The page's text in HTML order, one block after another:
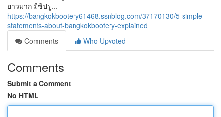
ยาวมาก มีซิปรู...
https://bangkokbootery61468.ssnblog.com/37170130/5-simple-
statements-about-bangkokbootery-explained
Comments
Who Upvoted
Comments
Submit a Comment
No HTML